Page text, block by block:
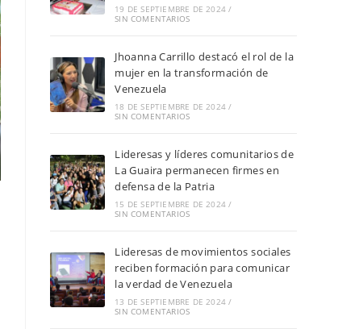
19 DE SEPTIEMBRE DE 2024 /
SIN COMENTARIOS
Jhoanna Carrillo destacó el rol de la
mujer en la transformación de
Venezuela
18 DE SEPTIEMBRE DE 2024 /
SIN COMENTARIOS
Lideresas y líderes comunitarios de
La Guaira permanecen firmes en
defensa de la Patria
15 DE SEPTIEMBRE DE 2024 /
SIN COMENTARIOS
Lideresas de movimientos sociales
reciben formación para comunicar
la verdad de Venezuela
13 DE SEPTIEMBRE DE 2024 /
SIN COMENTARIOS